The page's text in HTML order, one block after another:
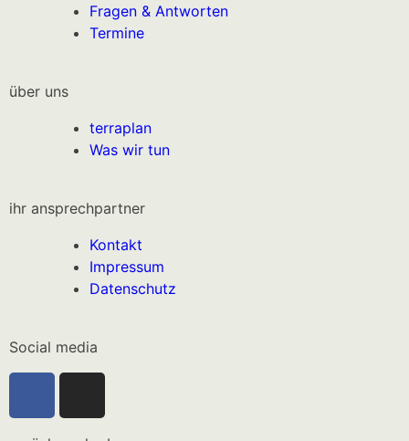
Fragen & Antworten
Termine
über uns
terraplan
Was wir tun
ihr ansprechpartner
Kontakt
Impressum
Datenschutz
Social media